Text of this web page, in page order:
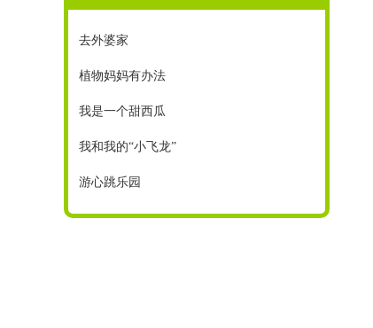
去外婆家
植物妈妈有办法
我是一个甜西瓜
我和我的“小飞龙”
游心跳乐园